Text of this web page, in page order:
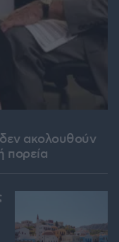
ακολουθούν
πορεία